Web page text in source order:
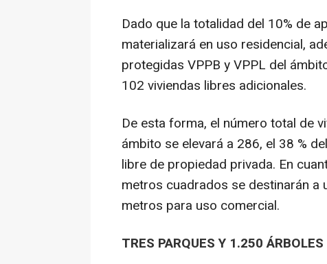
Dado que la totalidad del 10% de
materializará en uso residencial,
protegidas VPPB y VPPL del
102 viviendas libres adicionales.
De esta forma, el número total de
ámbito se elevará a 286, el 38 %
libre de propiedad privada. En
metros cuadrados se destinarán
metros para uso comercial.
TRES PARQUES Y 1.250 ÁRBOLES